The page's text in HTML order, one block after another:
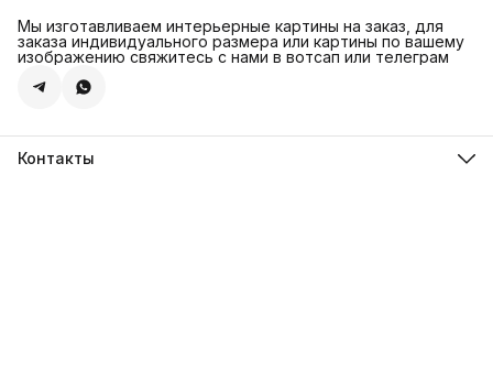
Мы изготавливаем интерьерные картины на заказ, для
заказа индивидуального размера или картины по вашему
изображению свяжитесь с нами в вотсап или телеграм
Контакты